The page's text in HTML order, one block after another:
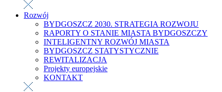
Rozwój
BYDGOSZCZ 2030. STRATEGIA ROZWOJU
RAPORTY O STANIE MIASTA BYDGOSZCZY
INTELIGENTNY ROZWÓJ MIASTA
BYDGOSZCZ STATYSTYCZNIE
REWITALIZACJA
Projekty europejskie
KONTAKT